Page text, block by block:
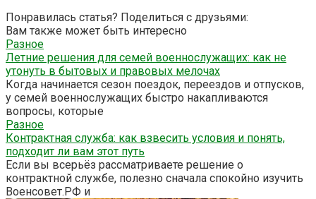
Понравилась статья? Поделиться с друзьями:
Вам также может быть интересно
Разное
Летние решения для семей военнослужащих: как не
утонуть в бытовых и правовых мелочах
Когда начинается сезон поездок, переездов и отпусков,
у семей военнослужащих быстро накапливаются
вопросы, которые
Разное
Контрактная служба: как взвесить условия и понять,
подходит ли вам этот путь
Если вы всерьёз рассматриваете решение о
контрактной службе, полезно сначала спокойно изучить
Военсовет.РФ и